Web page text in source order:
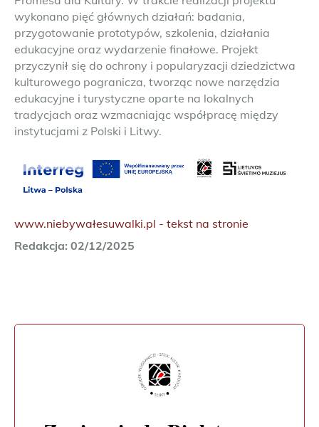
wykonano pięć głównych działań: badania,
przygotowanie prototypów, szkolenia, działania
edukacyjne oraz wydarzenie finałowe. Projekt
przyczynił się do ochrony i popularyzacji dziedzictwa
kulturowego pogranicza, tworząc nowe narzędzia
edukacyjne i turystyczne oparte na lokalnych
tradycjach oraz wzmacniając współpracę między
instytucjami z Polski i Litwy.
www.niebywałesuwalki.pl - tekst na stronie
Redakcja: 02/12/2025